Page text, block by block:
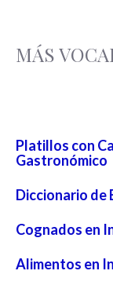
MÁS
Platillos con
Gastronómico
Diccionario de
Cognados en
Alimentos en